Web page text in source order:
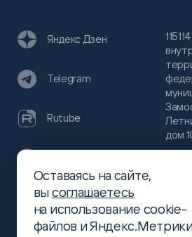
дом
Яндекс Дзен
Telegram
Rutube
Хабр
Оставаясь на сайте,
высоглашаетесь
на использование cookie-
файлов и